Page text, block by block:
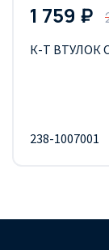
1 759 ₽
К-Т ВТУЛОК
238-1007001